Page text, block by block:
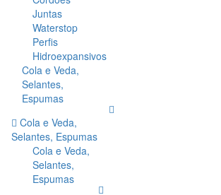
Juntas
Waterstop
Perfis
Hidroexpansivos
Cola e Veda,
Selantes,
Espumas
Cola e Veda,
Selantes, Espumas
Cola e Veda,
Selantes,
Espumas